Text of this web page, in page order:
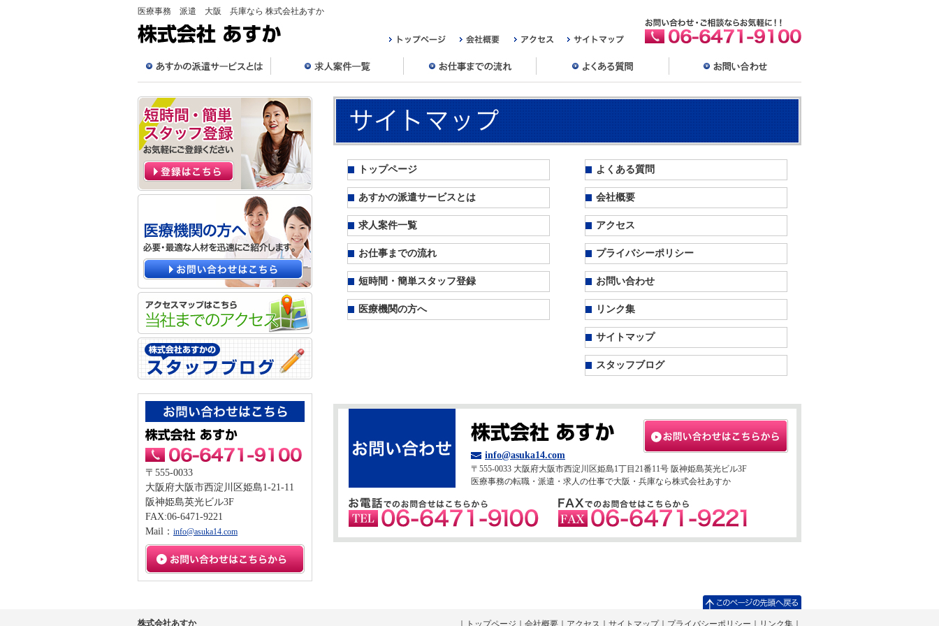
医療事務 派遣 大阪 兵庫なら 株式会社あすか
トップページ
あすかの派遣サービスとは
求人案件一覧
お仕事までの流れ
短時間・簡単スタッフ登録
医療機関の方へ
よくある質問
会社概要
アクセス
プライバシーポリシー
お問い合わせ
リンク集
サイトマップ
スタッフブログ
info@asuka14.com
〒555-0033 大阪府大阪市西淀川区姫島1丁目21番11号 阪神姫島英光ビル3F
医療事務の転職・派遣・求人の仕事で大阪・兵庫なら株式会社あすか
〒555-0033
大阪府大阪市西淀川区姫島1-21-11
阪神姫島英光ビル3F
FAX:06-6471-9221
Mail： info@asuka14.com
株式会社あすか トップページ 会社概要 アクセス サイトマップ｜ プライバシーポリシー リンク集